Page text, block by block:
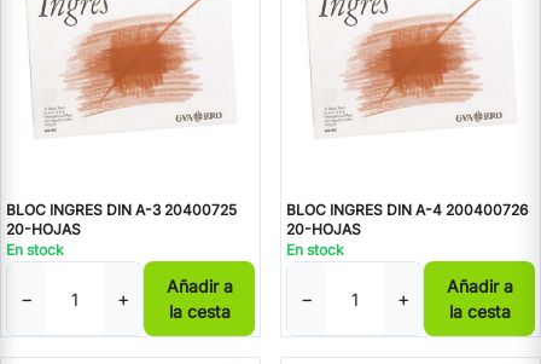
BLOC INGRES DIN A-3 20400725
20-HOJAS
En stock
− +
Añadir a
la cesta
BLOC INGRES DIN A-4 200400726
20-HOJAS
En stock
− +
Añadir a
la cesta